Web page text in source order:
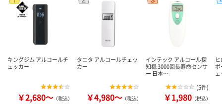
キングジム アルコールチ
ェッカー
￥2,680～ （税込）
タニタ アルコールチェッ
カー
￥4,980～ （税込）
インテック アルコール探
知機 3000回長寿命センサ
ー 日本…
(5件)
￥1,980 （税込）
ポ